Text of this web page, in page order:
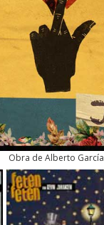
Obra de Alberto García